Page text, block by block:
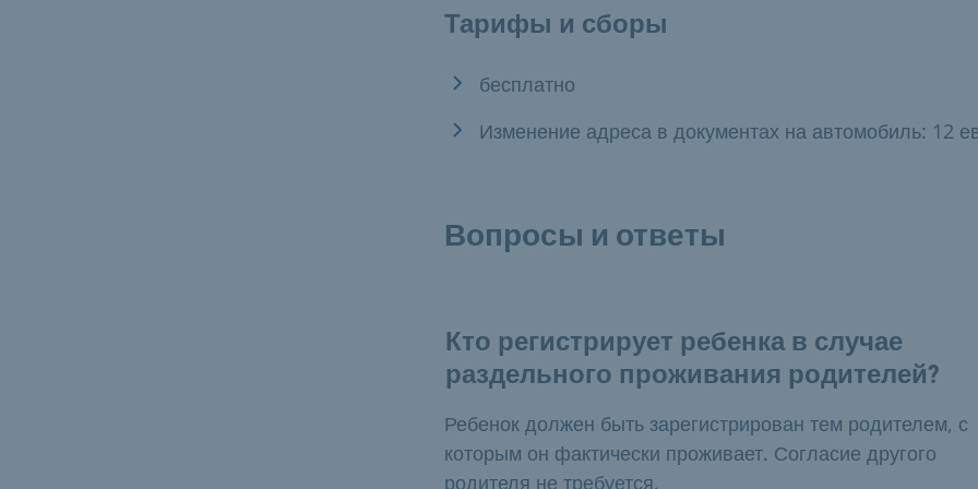
Тарифы и сборы
бесплатно
Изменение адреса в документах на автомобиль: 12
Вопросы и ответы
Кто регистрирует ребенка в случае
раздельного проживания родителей?
Ребенок должен быть зарегистрирован тем родителем, с
которым он фактически проживает. Согласие другого
родителя не требуется.